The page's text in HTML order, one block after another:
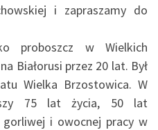
i zapraszamy do
proboszcz w Wielkich
Białorusi przez 20 lat. Był
Wielka Brzostowica. W
75 lat życia, 50 lat
i owocnej pracy w